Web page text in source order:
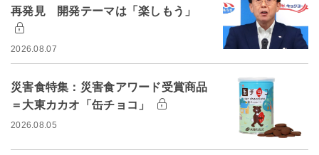
再発見 開発テーマは「楽しもう」
2026.08.07
災害食特集：災害食アワード受賞商品
＝大東カカオ「缶チョコ」
2026.08.05